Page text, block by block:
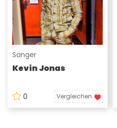
Sänger
Kevin Jonas
0 Vergleichen